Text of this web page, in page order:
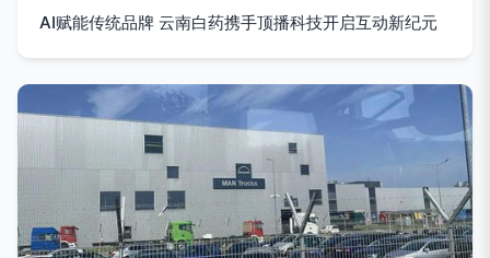
AI赋能传统品牌 云南白药携手顶播科技开启互动新纪元